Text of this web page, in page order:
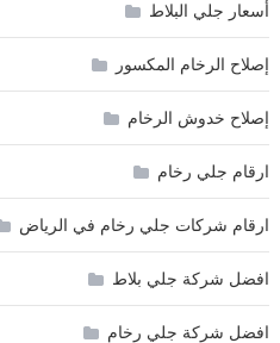
أسعار جلي البلاط
إصلاح الرخام المكسور
إصلاح خدوش الرخام
ارقام جلي رخام
ارقام شركات جلي رخام في الرياض
افضل شركة جلي بلاط
افضل شركة جلي رخام